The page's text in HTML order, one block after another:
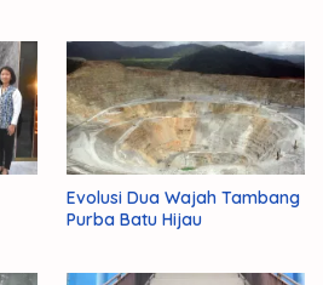
Evolusi Dua Wajah Tambang
Purba Batu Hijau